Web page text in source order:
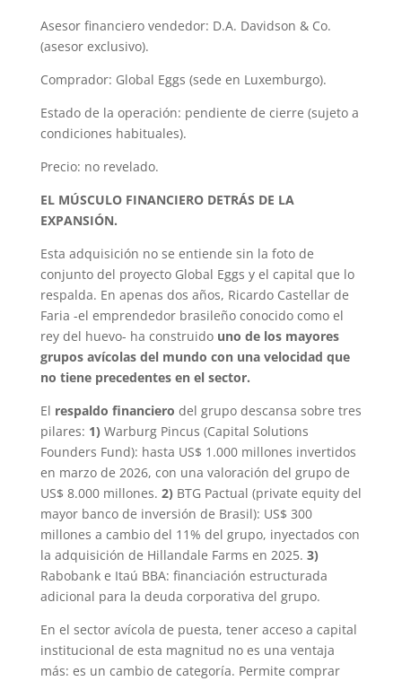
Asesor financiero vendedor: D.A. Davidson & Co.
(asesor exclusivo).
Comprador: Global Eggs (sede en Luxemburgo).
Estado de la operación: pendiente de cierre (sujeto a
condiciones habituales).
Precio: no revelado.
EL MÚSCULO FINANCIERO DETRÁS DE LA
EXPANSIÓN.
Esta adquisición no se entiende sin la foto de
conjunto del proyecto Global Eggs y el capital que lo
respalda. En apenas dos años, Ricardo Castellar de
Faria -el emprendedor brasileño conocido como el
rey del huevo- ha construido uno de los mayores
grupos avícolas del mundo con una velocidad que
no tiene precedentes en el sector.
El respaldo financiero del grupo descansa sobre tres
pilares: 1) Warburg Pincus (Capital Solutions
Founders Fund): hasta US$ 1.000 millones invertidos
en marzo de 2026, con una valoración del grupo de
US$ 8.000 millones. 2) BTG Pactual (private equity del
mayor banco de inversión de Brasil): US$ 300
millones a cambio del 11% del grupo, inyectados con
la adquisición de Hillandale Farms en 2025. 3)
Rabobank e Itaú BBA: financiación estructurada
adicional para la deuda corporativa del grupo.
En el sector avícola de puesta, tener acceso a capital
institucional de esta magnitud no es una ventaja
más: es un cambio de categoría. Permite comprar